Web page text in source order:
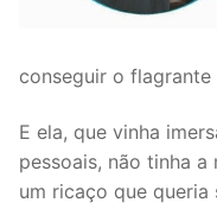
conseguir o flagrante
E ela, que vinha
pessoais, não tinha
um ricaço que queria